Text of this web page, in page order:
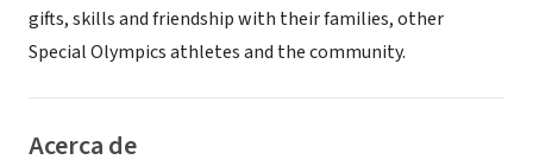
gifts, skills and friendship with their families, other
Special Olympics athletes and the community.
Acerca de